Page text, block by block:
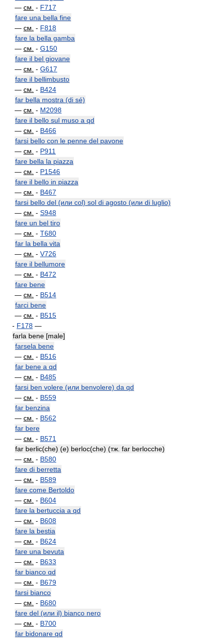
— см. - F717
fare una bella fine
— см. - F818
fare la bella gamba
— см. - G150
fare il bel giovane
— см. - G617
fare il bellimbusto
— см. - B424
far bella mostra (di sé)
— см. - M2098
fare il bello sul muso a qd
— см. - B466
farsi bello con le penne del pavone
— см. - P911
fare bella la piazza
— см. - P1546
fare il bello in piazza
— см. - B467
farsi bello del (или col) sol di agosto (или di luglio)
— см. - S948
fare un bel tiro
— см. - T680
far la bella vita
— см. - V726
fare il bellumore
— см. - B472
fare bene
— см. - B514
farci bene
— см. - B515
- F178 —
farla bene [male]
farsela bene
— см. - B516
far bene a qd
— см. - B485
farsi ben volere (или benvolere) da qd
— см. - B559
far benzina
— см. - B562
far bere
— см. - B571
far berlic(che) (e) berloc(che) (тж. far berlocche)
— см. - B580
fare di berretta
— см. - B589
fare come Bertoldo
— см. - B604
fare la bertuccia a qd
— см. - B608
fare la bestia
— см. - B624
fare una bevuta
— см. - B633
far bianco qd
— см. - B679
farsi bianco
— см. - B680
fare del (или il) bianco nero
— см. - B700
far bidonare qd